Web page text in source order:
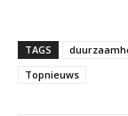
TAGS
Topnieuws